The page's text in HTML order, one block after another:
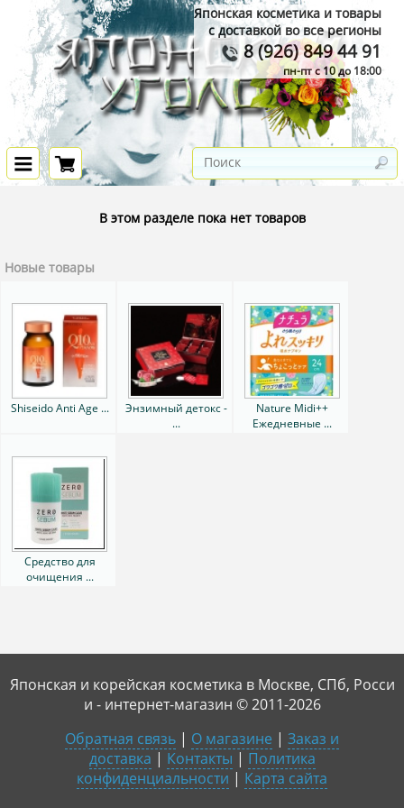
Японская косметика и товары
с доставкой во все регионы
8 (926) 849 44 91
пн-пт с 10 до 18:00
В этом разделе пока нет товаров
Новые товары
Shiseido Anti Age ...
Энзимный детокс -
...
Nature Midi++
Ежедневные ...
Средство для
очищения ...
Японская и корейская косметика в Москве, СПб, Росси
и - интернет-магазин © 2011-2026
Обратная связь | О магазине | Заказ и
доставка | Контакты | Политика
конфиденциальности | Карта сайта